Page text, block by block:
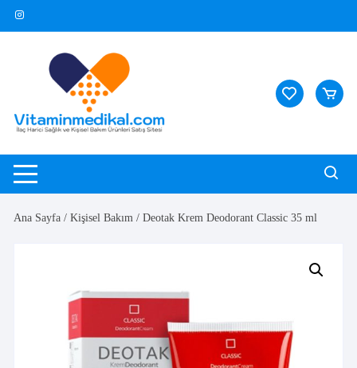
Skip
Ana Sayfa /Kişisel Bakım / Deotak Krem Deodorant Classic 35 ml